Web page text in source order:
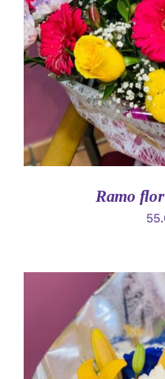
AÑADIR
DETALLES
Ramo